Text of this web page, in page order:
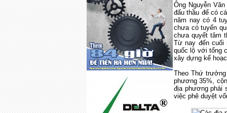
Ông Nguyễn
đấu thầu để có
năm nay có 4
chưa có tuyến
chưa quyết tâm
Từ nay đến cuối
quốc lộ với tổng
xây dựng kế
Theo Thứ
phương 35%,
địa phương phải
việc phê duyệt